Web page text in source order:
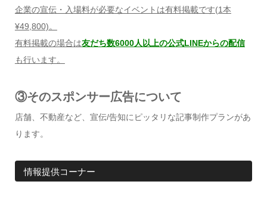
企業の宣伝・入場料が必要なイベントは有料掲載です(1本
¥49,800)。
有料掲載の場合は友だち数6000人以上の公式LINEからの配信
も行います。
③そのスポンサー広告について
店舗、不動産など、宣伝/告知にピッタリな記事制作プランがあ
ります。
情報提供コーナー